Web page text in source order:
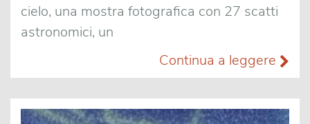
cielo, una mostra fotografica con 27 scatti
astronomici, un
Continua a leggere